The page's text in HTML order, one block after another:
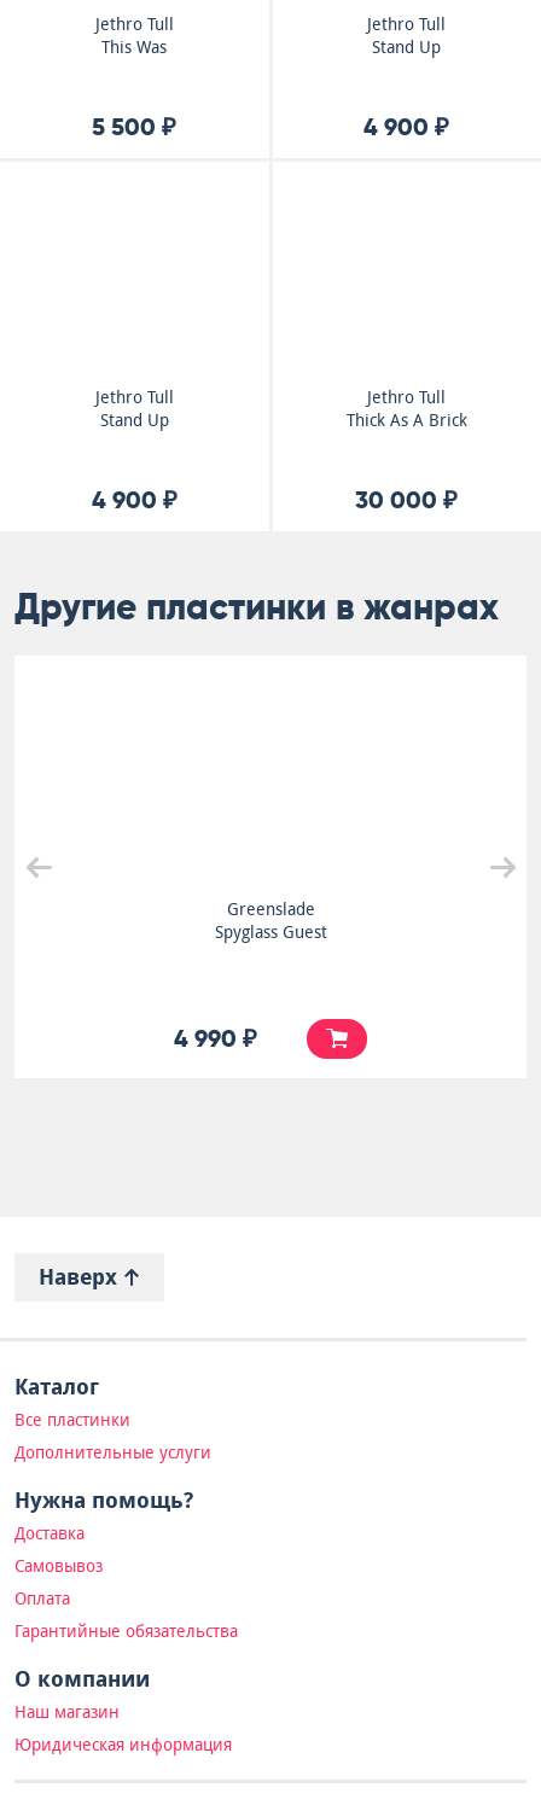
Jethro Tull
This Was
5 500 ₽
Jethro Tull
Stand Up
4 900 ₽
Jethro Tull
Stand Up
4 900 ₽
Jethro Tull
Thick As A Brick
30 000 ₽
Другие пластинки в жанрах
Greenslade
Spyglass Guest
4 990 ₽
Наверх
Каталог
Все пластинки
Дополнительные услуги
Нужна помощь?
Доставка
Самовывоз
Оплата
Гарантийные обязательства
О компании
Наш магазин
Юридическая информация